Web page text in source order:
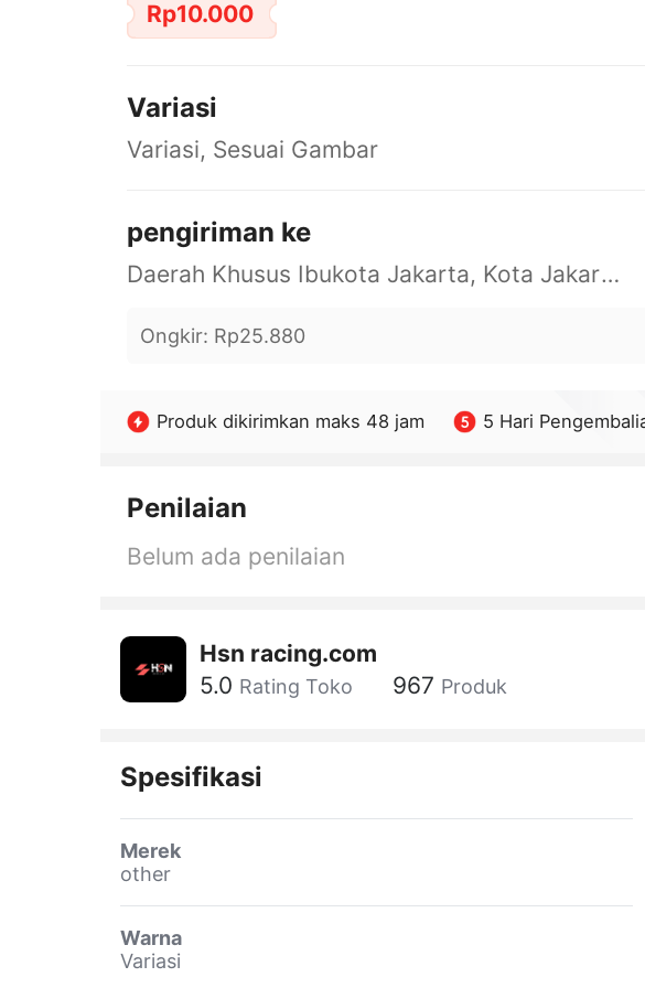
Rp10.000
Variasi
Variasi, Sesuai Gambar
pengiriman ke
Daerah Khusus Ibukota Jakarta, Kota Jakarta Barat, Cengkareng, yy
Ongkir: Rp25.880
Produk dikirimkan maks 48 jam 5 Hari
Penilaian
Belum ada penilaian
Hsn racing.com
5.0 Rating Toko 967 Produk
Spesifikasi
Merek
other
Warna
Variasi